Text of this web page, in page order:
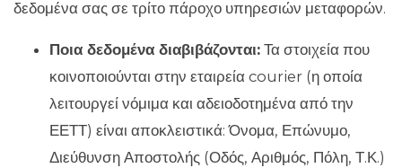
δεδομένα σας σε τρίτο πάροχο υπηρεσιών μεταφορών.
Ποια δεδομένα διαβιβάζονται: Τα στοιχεία που
κοινοποιούνται στην εταιρεία courier (η οποία
λειτουργεί νόμιμα και αδειοδοτημένα από την
ΕΕΤΤ) είναι αποκλειστικά: Όνομα, Επώνυμο,
Διεύθυνση Αποστολής (Οδός, Αριθμός, Πόλη, Τ.Κ.)